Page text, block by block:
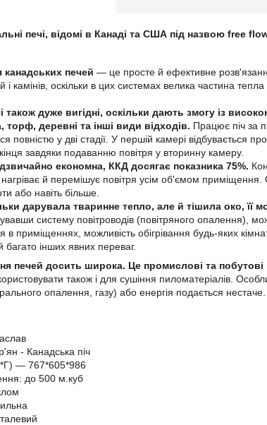
печі, відомі в Канаді та США під назвою free
канадських печей — це просте й ефективне
і камінів, оскільки в цих системах велика частина
також дуже вигідні, оскільки дають змогу із
деревні та інші види відходів. Працює піч за
повністю у дві стадії. У першій камері відбувається
завдяки подаванню повітря у вторинну камеру.
економна, ККД досягає показника 75%.
нагріває й перемішує повітря усім об'ємом приміщення.
або навіть більше.
дарувала тваринне тепло, але й тішила око,
систему повітроводів (повітряного опалення),
в приміщеннях, можливість обігрівання будь-яких
багато інших явних переваг.
печей досить широка. Це промислові та
також і для сушіння пиломатеріалів.
опалення, газу) або енергія подається нестаче.
- Канадська піч
— 767*605*986
до 500 м.куб